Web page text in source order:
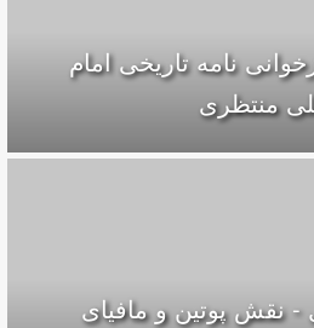
نامه تاریخی امام
منتظری
- نقش پوتین و مافیای‌